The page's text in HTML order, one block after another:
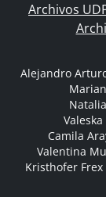
Archivos
Alejandro
Camila
Valentina
Kristhofer Frex